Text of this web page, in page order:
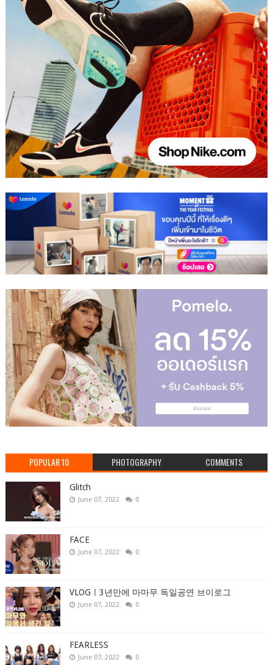
POPULAR 10 PHOTOGRAPHY COMMENTS
Glitch
June 07, 2022 0
FACE
June 07, 2022 0
VLOGㅣ3년만에 마마무 독일공연 브이로그
June 07, 2022 0
FEARLESS
June 07, 2022 0